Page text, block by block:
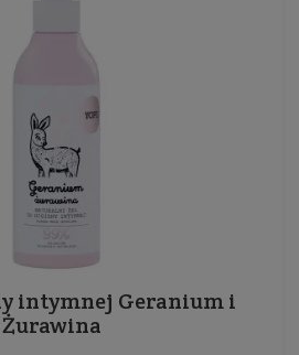
intymnej Geranium i
Żurawina